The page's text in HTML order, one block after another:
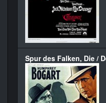
Spur des Falken, Die /